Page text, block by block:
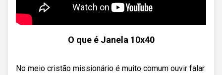
O que é Janela 10x40
No meio cristão missionário é muito comum ouvir falar